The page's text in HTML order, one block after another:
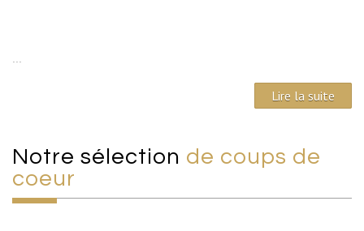
Lire la suite
Notre sélection de coups de
coeur